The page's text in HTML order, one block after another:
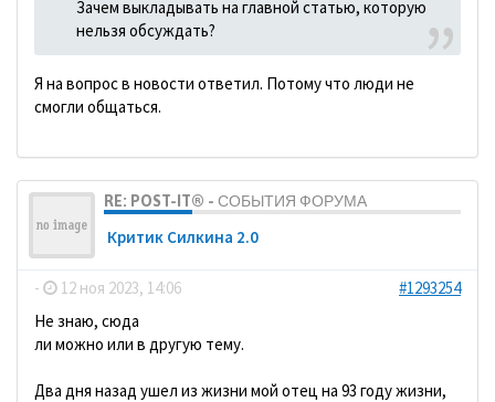
Зачем выкладывать на главной статью, которую
нельзя обсуждать?
Я на вопрос в новости ответил. Потому что люди не
смогли общаться.
RE: POST-IT® - СОБЫТИЯ ФОРУМА
Критик Силкина 2.0
- 12 ноя 2023, 14:06
#1293254
Не знаю, сюда
ли можно или в другую тему.
Два дня назад ушел из жизни мой отец на 93 году жизни,